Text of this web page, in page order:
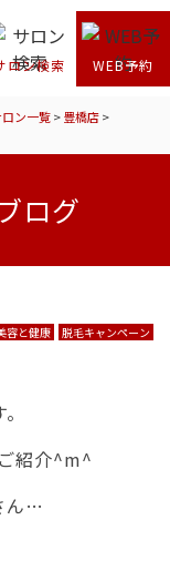
ロン検索 WEB予約
ン一覧>豊橋店>
ログ
容と健康
脱毛キャンペーン
紹介^m^
ん…